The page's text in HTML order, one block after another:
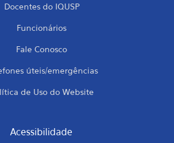
Docentes do IQUSP
Funcionários
Fale Conosco
úteis/emergências
de Uso do Website
Acessibilidade